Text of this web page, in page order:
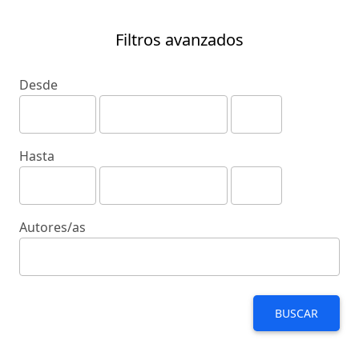
Filtros avanzados
Desde
Hasta
Autores/as
BUSCAR